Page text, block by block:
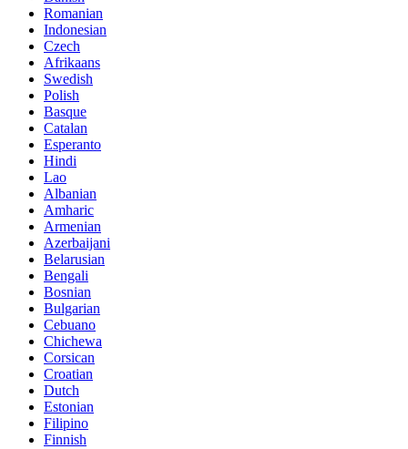
Romanian
Indonesian
Czech
Afrikaans
Swedish
Polish
Basque
Catalan
Esperanto
Hindi
Lao
Albanian
Amharic
Armenian
Azerbaijani
Belarusian
Bengali
Bosnian
Bulgarian
Cebuano
Chichewa
Corsican
Croatian
Dutch
Estonian
Filipino
Finnish